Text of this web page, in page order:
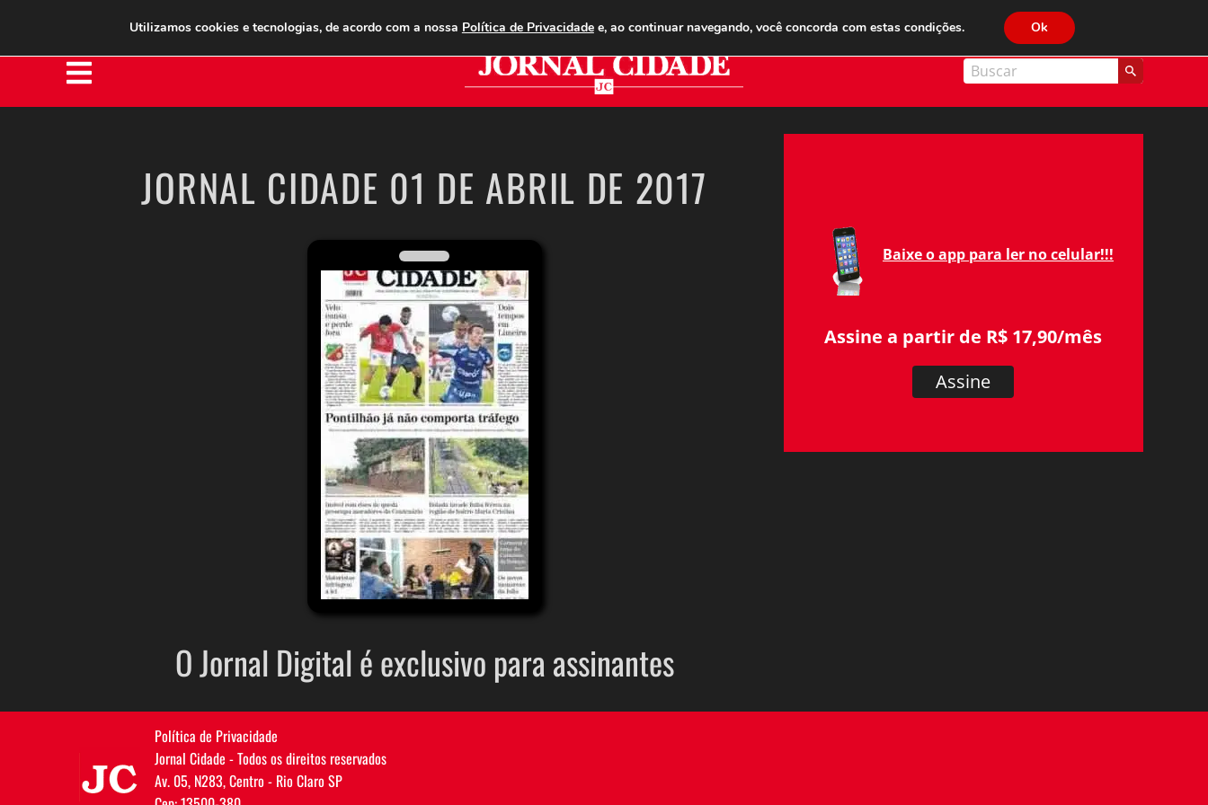
Clube do Assinante Área do Assinante ANUNCIE ASSINE CONTATO PUBLICIDADE LEGAL JC FM 89.1
JORNAL CIDADE 01 DE ABRIL DE 2017
O Jornal Digital é exclusivo para assinantes
Baixe o app para ler no celular!!!
Assine a partir de R$ 17,90/mês
Assine
JC
Política de Privacidade
Jornal Cidade - Todos os direitos reservados
Av. 05, N283, Centro - Rio Claro SP
Utilizamos cookies e tecnologias, de acordo com a nossa Política de Privacidadee, ao continuar navegando, você concorda com estas condições. Ok